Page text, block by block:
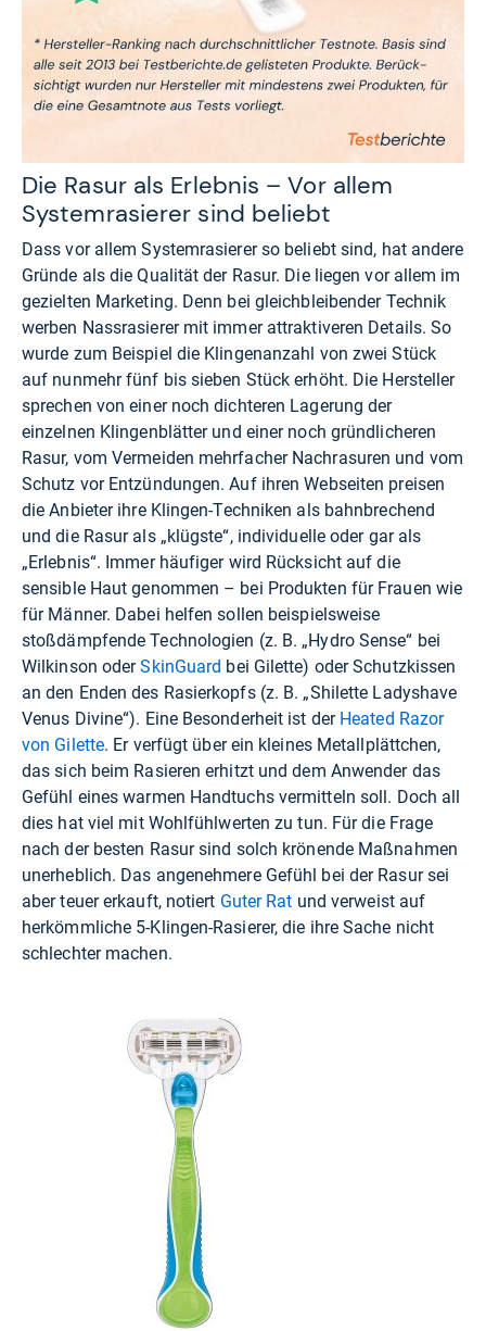
Die Rasur als Erlebnis – Vor allem
Systemrasierer sind beliebt
Dass vor allem Systemrasierer so beliebt sind, hat andere
Gründe als die Qualität der Rasur. Die liegen vor allem im
gezielten Marketing. Denn bei gleichbleibender Technik
werben Nassrasierer mit immer attraktiveren Details. So
wurde zum Beispiel die Klingenanzahl von zwei Stück
auf nunmehr fünf bis sieben Stück erhöht. Die Hersteller
sprechen von einer noch dichteren Lagerung der
einzelnen Klingenblätter und einer noch gründlicheren
Rasur, vom Vermeiden mehrfacher Nachrasuren und vom
Schutz vor Entzündungen. Auf ihren Webseiten preisen
die Anbieter ihre Klingen-Techniken als bahnbrechend
und die Rasur als „klügste“, individuelle oder gar als
„Erlebnis“. Immer häufiger wird Rücksicht auf die
sensible Haut genommen – bei Produkten für Frauen wie
für Männer. Dabei helfen sollen beispielsweise
stoßdämpfende Technologien (z. B. „Hydro Sense“ bei
Wilkinson oderSkinGuard bei Gilette) oder Schutzkissen
an den Enden des Rasierkopfs (z. B. „Shilette Ladyshave
Venus Divine“). Eine Besonderheit ist der Heated Razor
von Gilette. Er verfügt über ein kleines Metallplättchen,
das sich beim Rasieren erhitzt und dem Anwender das
Gefühl eines warmen Handtuchs vermitteln soll. Doch all
dies hat viel mit Wohlfühlwerten zu tun. Für die Frage
nach der besten Rasur sind solch krönende Maßnahmen
unerheblich. Das angenehmere Gefühl bei der Rasur sei
aber teuer erkauft, notiert Guter Rat und verweist auf
herkömmliche 5-Klingen-Rasierer, die ihre Sache nicht
schlechter machen.